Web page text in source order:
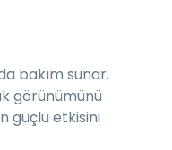
bakım sunar.
görünümünü
güçlü etkisini